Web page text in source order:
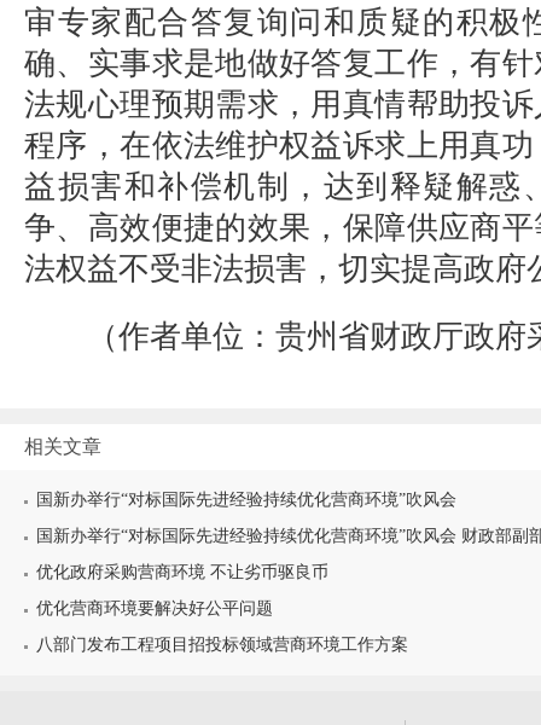
审专家配合答复询问和质疑的积极
确、实事求是地做好答复工作，有
法规心理预期需求，用真情帮助投
程序，在依法维护权益诉求上用真
益损害和补偿机制，达到释疑解惑
争、高效便捷的效果，保障供应商
法权益不受非法损害，切实提高政府
（作者单位：贵州省财政厅政府
相关文章
国新办举行“对标国际先进经验持续优化营商环境”吹风会
国新办举行“对标国际先进经验持续优化营商环境”吹风会 财政部副
优化政府采购营商环境 不让劣币驱良币
优化营商环境要解决好公平问题
八部门发布工程项目招投标领域营商环境工作方案